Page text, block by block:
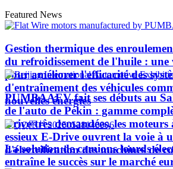
Featured News
Gestion thermique des
du refroidissement de l'huile : une
pour améliorer l'efficacité des
d'entraînement des véhicules
nouvelles énergies
PUMBAAEV fait ses débuts au
de l'auto de Pékin : gamme
Drive très demandées, les
essieux E-Drive ouvrent la voie à
d'électrification des machines de
La solution de camions lourds
entraîne le succès sur le marché